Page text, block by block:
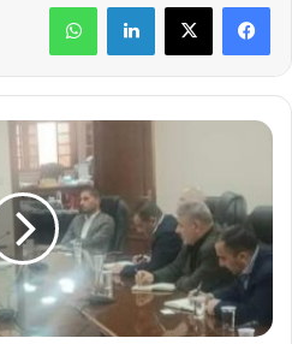
ا
ي
ا
ه
ع